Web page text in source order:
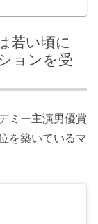
若い頃に
ョンを受
ミー主演男優賞
を築いているマ